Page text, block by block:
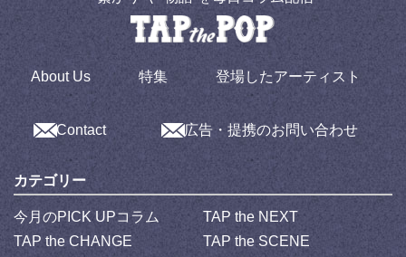
About Us 特集 登場したアーティスト
Contact 広告・提携のお問い合わせ
カテゴリー
今月のPICK UPコラム
TAP the NEXT
TAP the CHANGE
TAP the SCENE